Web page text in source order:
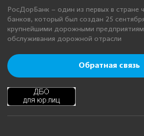
РосДорБанк – один из первых в стране
банков, который был создан 25
крупнейшими дорожными
обслуживания дорожной отрасли
Обратная связь